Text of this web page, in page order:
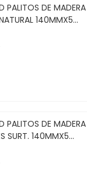
PALITOS DE MADERA
140MMX5...
PALITOS DE MADERA
SURT. 140MMX5...